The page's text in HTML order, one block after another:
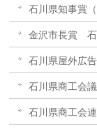
石川県知事賞
金沢市長賞 石
石川県屋外広
石川県商工会
石川県商工会